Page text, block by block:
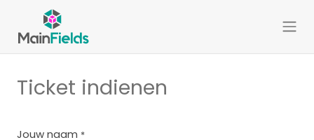
Overslaan naar inhoud
Ticket indienen
Jouw naam *